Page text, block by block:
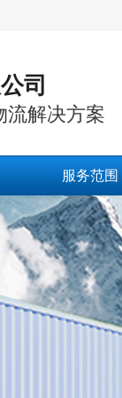
司
流解决方案
服务范围